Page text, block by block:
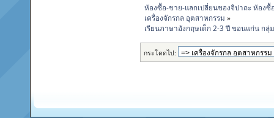
ห้องซื้อ-ขาย-แลกเปลี่ยนของจิปาถะ ห้อง
เครื่องจักรกล อุตสาหกรรม »
เรียนภาษาอังกฤษเด็ก 2-3 ปี ขอนแก่น กลุ่
กระโดดไป: